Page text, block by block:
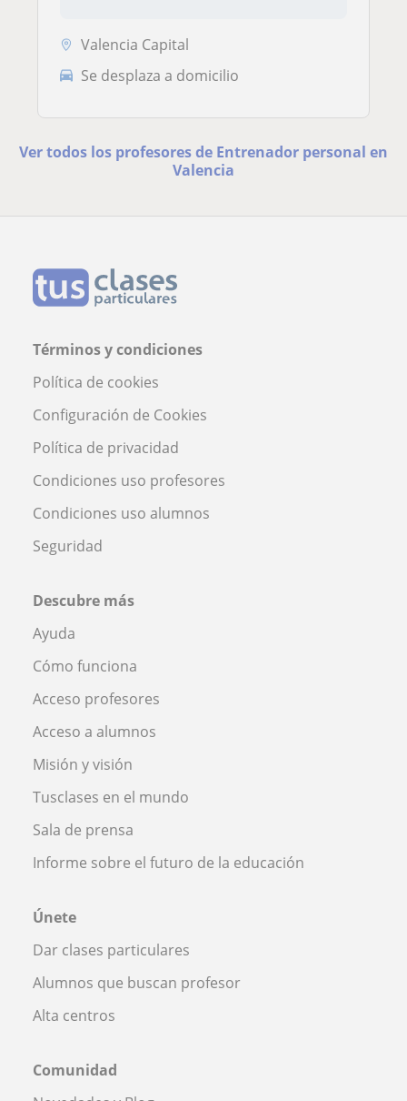
Valencia Capital
Se desplaza a domicilio
Ver todos los profesores de Entrenador personal en
Valencia
Términos y condiciones
Política de cookies
Configuración de Cookies
Política de privacidad
Condiciones uso profesores
Condiciones uso alumnos
Seguridad
Descubre más
Ayuda
Cómo funciona
Acceso profesores
Acceso a alumnos
Misión y visión
Tusclases en el mundo
Sala de prensa
Informe sobre el futuro de la educación
Únete
Dar clases particulares
Alumnos que buscan profesor
Alta centros
Comunidad